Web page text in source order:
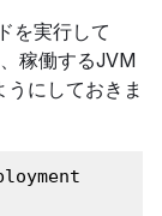
を実行して
稼働するJVM
にしておきま